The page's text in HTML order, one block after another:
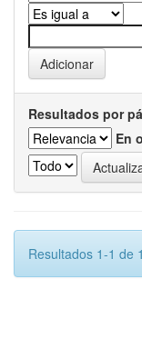
Resultados por
En
Resultados 1-1 de